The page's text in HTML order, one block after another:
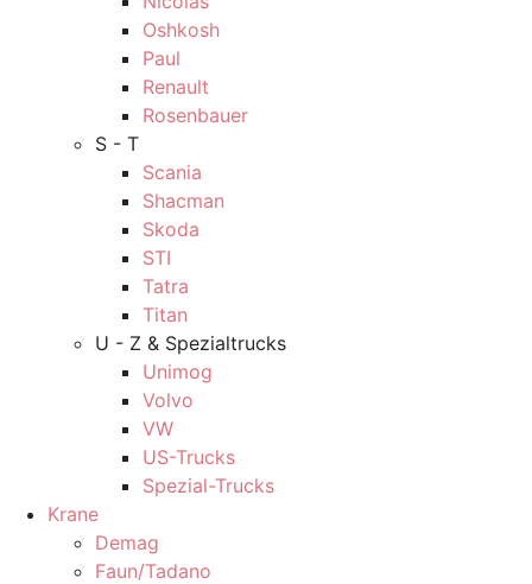
Oshkosh
Paul
Renault
Rosenbauer
S - T
Scania
Shacman
Skoda
STI
Tatra
Titan
U - Z & Spezialtrucks
Unimog
Volvo
VW
US-Trucks
Spezial-Trucks
Krane
Demag
Faun/Tadano